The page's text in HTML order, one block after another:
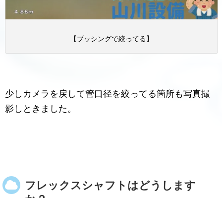
【ブッシングで絞ってる】
少しカメラを戻して管口径を絞ってる箇所も写真撮
影しときました。
フレックスシャフトはどうします